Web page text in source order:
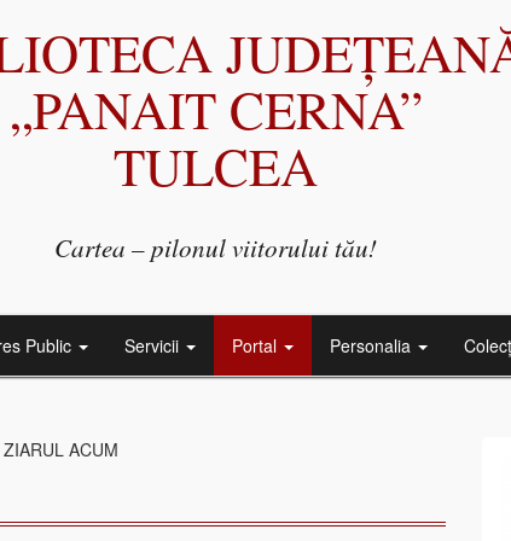
„PANAIT CERNA”
TULCEA
Cartea – pilonul viitorului tău!
Public Servicii Portal Personalia
ZIARUL ACUM